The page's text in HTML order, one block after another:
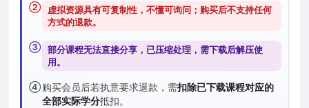
② 虚拟资源具有可复制性，不懂可询问；购买后不支持任何
方式的退款。
③ 部分课程无法直接分享，已压缩处理，需下载后解压使
用。
④购买会员后若执意要求退款，需扣除已下载课程对应的
全部实际学分抵扣。